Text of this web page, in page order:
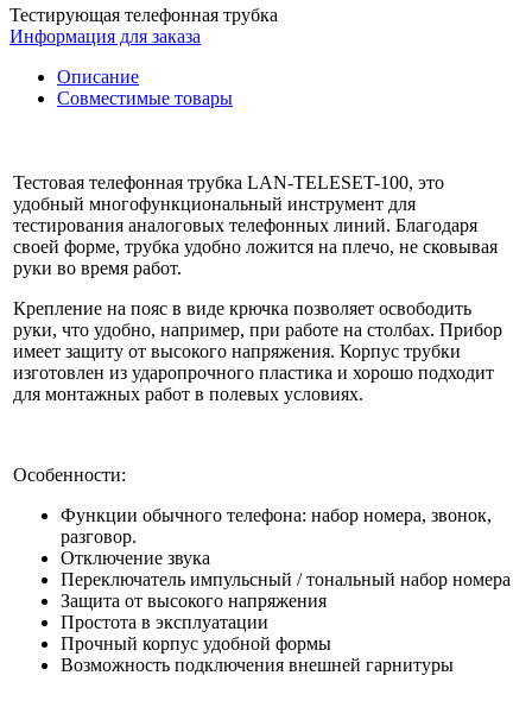
Тестирующая телефонная трубка
Информация для заказа
Описание
Совместимые товары
Тестовая телефонная трубка LAN-TELESET-100, это
удобный многофункциональный инструмент для
тестирования аналоговых телефонных линий. Благодаря
своей форме, трубка удобно ложится на плечо, не сковывая
руки во время работ.
Крепление на пояс в виде крючка позволяет освободить
руки, что удобно, например, при работе на столбах. Прибор
имеет защиту от высокого напряжения. Корпус трубки
изготовлен из ударопрочного пластика и хорошо подходит
для монтажных работ в полевых условиях.
Особенности:
Функции обычного телефона: набор номера, звонок,
разговор.
Отключение звука
Переключатель импульсный / тональный набор номера
Защита от высокого напряжения
Простота в эксплуатации
Прочный корпус удобной формы
Возможность подключения внешней гарнитуры